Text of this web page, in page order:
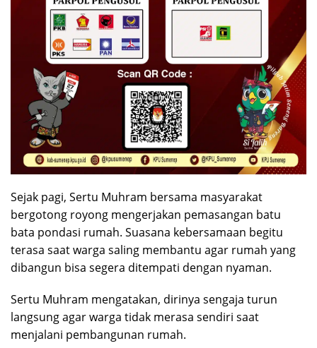
Sejak pagi, Sertu Muhram bersama masyarakat
bergotong royong mengerjakan pemasangan batu
bata pondasi rumah. Suasana kebersamaan begitu
terasa saat warga saling membantu agar rumah yang
dibangun bisa segera ditempati dengan nyaman.
Sertu Muhram mengatakan, dirinya sengaja turun
langsung agar warga tidak merasa sendiri saat
menjalani pembangunan rumah.